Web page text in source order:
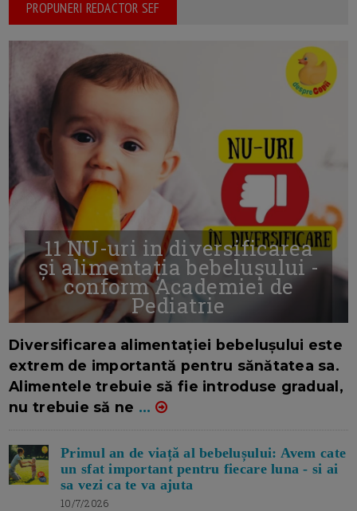
PROPUNERI REDACTOR SEF
11 NU-uri in diversificarea
și alimentația bebelușului -
conform Academiei de
Pediatrie
Diversificarea alimentației bebelușului este
extrem de importantă pentru sănătatea sa.
Alimentele trebuie să fie introduse gradual,
nu trebuie să ne ...
Primul an de viață al bebelușului: Avem cate
un sfat important pentru fiecare luna - si ai
sa vezi ca te va ajuta
10/7/2026